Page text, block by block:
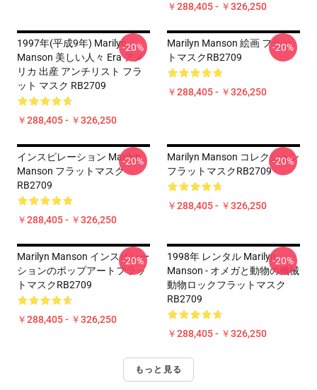
￥288,405 - ￥326,250
1997年(平成9年) Marilyn
Manson 美しい人々 Era アメ
リカ 出産 アンチリスト フラ
ット マスク RB2709
￥288,405 - ￥326,250
-20%
Marilyn Manson 絵画 フラッ
トマスクRB2709
￥288,405 - ￥326,250
-20%
インスピレーション Marilyn
Manson フラットマスク
RB2709
￥288,405 - ￥326,250
-20%
Marilyn Manson コレクション
フラットマスクRB2709
￥288,405 - ￥326,250
-20%
Marilyn Manson インスピレー
ションのポップアートフラッ
トマスクRB2709
￥288,405 - ￥326,250
-20%
1998年 レンタル Marilyn
Manson - オメガと動物の機械
動物ロックフラットマスク
RB2709
￥288,405 - ￥326,250
-20%
もっと見る